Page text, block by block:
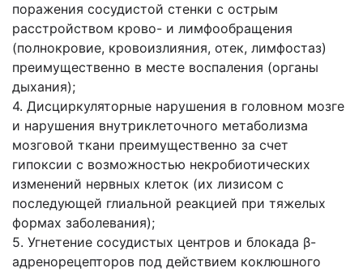
поражения сосудистой стенки с острым
расстройством крово- и лимфообращения
(полнокровие, кровоизлияния, отек, лимфостаз)
преимущественно в месте воспаления (органы
дыхания);
4. Дисциркуляторные нарушения в головном мозге
и нарушения внутриклеточного метаболизма
мозговой ткани преимущественно за счет
гипоксии с возможностью некробиотических
изменений нервных клеток (их лизисом с
последующей глиальной реакцией при тяжелых
формах заболевания);
5. Угнетение сосудистых центров и блокада β-
адренорецепторов под действием коклюшного